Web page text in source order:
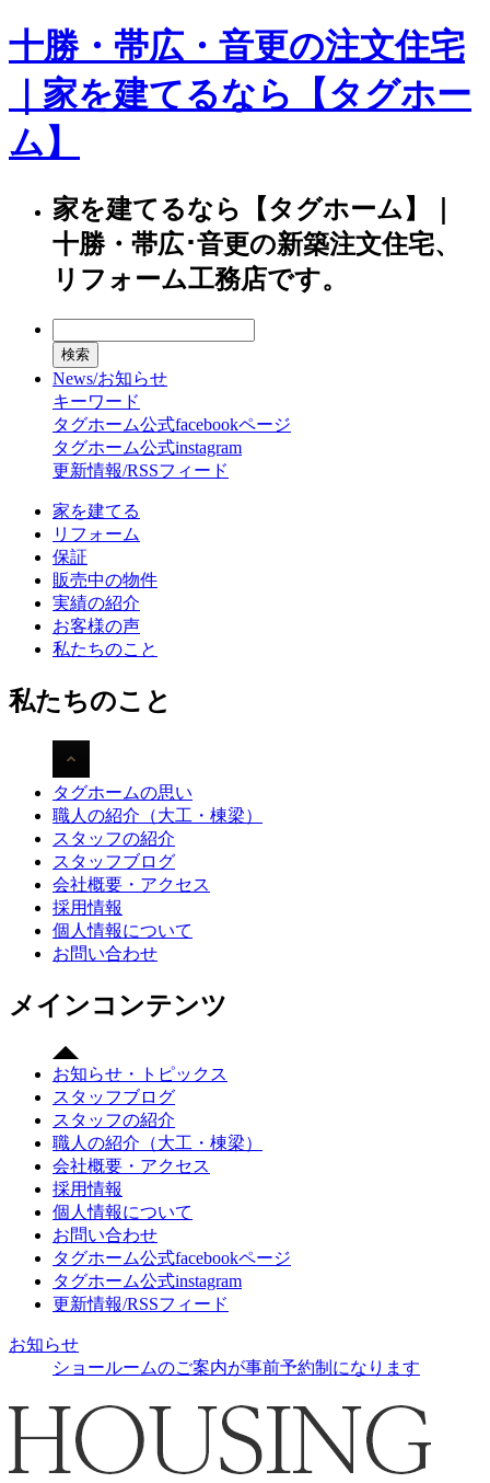
十勝・帯広・音更の注文住宅
｜家を建てるなら【タグホー
ム】
家を建てるなら【タグホーム】｜
十勝・帯広･音更の新築注文住宅、
リフォーム工務店です。
News/お知らせ
キーワード
タグホーム公式facebookページ
タグホーム公式instagram
更新情報/RSSフィード
家を建てる
リフォーム
保証
販売中の物件
実績の紹介
お客様の声
私たちのこと
私たちのこと
タグホームの思い
職人の紹介（大工・棟梁）
スタッフの紹介
スタッフブログ
会社概要・アクセス
採用情報
個人情報について
お問い合わせ
メインコンテンツ
お知らせ・トピックス
スタッフブログ
スタッフの紹介
職人の紹介（大工・棟梁）
会社概要・アクセス
採用情報
個人情報について
お問い合わせ
タグホーム公式facebookページ
タグホーム公式instagram
更新情報/RSSフィード
お知らせ
ショールームのご案内が事前予約制になります